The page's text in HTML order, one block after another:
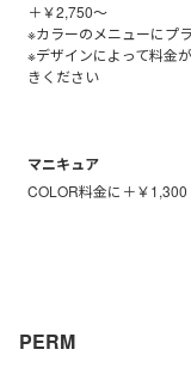
＋￥2,750～
※カラーのメニューにプ
※デザインによって料金
きください
マニキュア
COLOR料金に＋￥1,300
PERM